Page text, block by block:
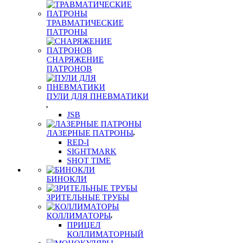
ТРАВМАТИЧЕСКИЕ
ПАТРОНЫ
СНАРЯЖЕНИЕ
ПАТРОНОВ
ПУЛИ ДЛЯ ПНЕВМАТИКИ
JSB
ЛАЗЕРНЫЕ ПАТРОНЫ
RED-I
SIGHTMARK
SHOT TIME
БИНОКЛИ
ЗРИТЕЛЬНЫЕ ТРУБЫ
КОЛЛИМАТОРЫ
ПРИЦЕЛ
КОЛЛИМАТОРНЫЙ